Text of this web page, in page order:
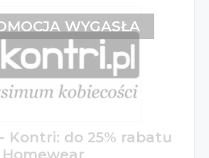
Kontri: do 25% rabatu
WYGASŁA